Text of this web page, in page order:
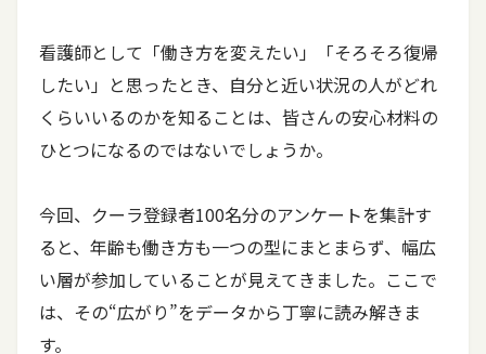
看護師として「働き方を変えたい」「そろそろ復帰
したい」と思ったとき、自分と近い状況の人がどれ
くらいいるのかを知ることは、皆さんの安心材料の
ひとつになるのではないでしょうか。
今回、クーラ登録者100名分のアンケートを集計す
ると、年齢も働き方も一つの型にまとまらず、幅広
い層が参加していることが見えてきました。ここで
は、その“広がり”をデータから丁寧に読み解きま
す。